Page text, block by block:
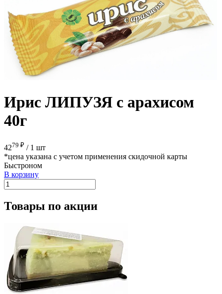
Ирис ЛИПУЗЯ с арахисом
40г
4279 ₽ / 1 шт
*цена указана с учетом применения скидочной карты
Быстроном
В корзину
Товары по акции